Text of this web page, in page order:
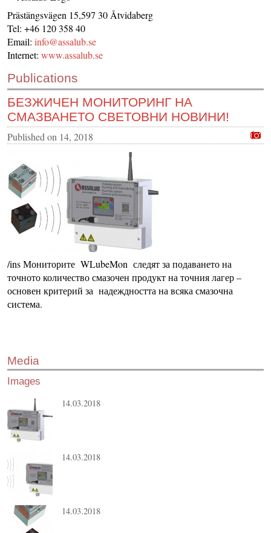
CONTACT US
INS MAIN WEBSITE
ABOUT US
Prästängsvägen 15,597 30 Åtvidaberg
Tel: +46 120 358 40
Email: info@assalub.se
Internet: www.assalub.se
Publications
БЕЗЖИЧЕН МОНИТОРИНГ НА
СМАЗВАНЕТО СВЕТОВНИ НОВИНИ!
Published on 14, 2018
/ins Мониторите WLubeMon следят за подаването на
точното количество смазочен продукт на точния лагер –
основен критерий за надеждността на всяка смазочна
система.
Media
Images
14.03.2018
14.03.2018
14.03.2018